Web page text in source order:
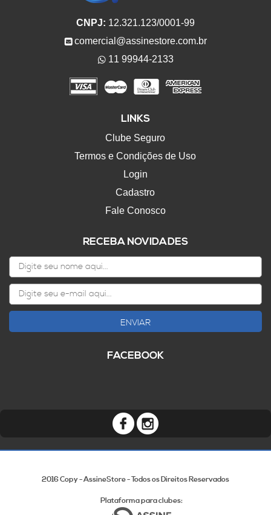
CNPJ: 12.321.123/0001-99
comercial@assinestore.com.br
11 99944-2133
LINKS
Clube Seguro
Termos e Condições de Uso
Login
Cadastro
Fale Conosco
RECEBA NOVIDADES
ENVIAR
FACEBOOK
2016 Copy - AssineStore - Todos os Direitos Reservados
Plataforma para clubes: